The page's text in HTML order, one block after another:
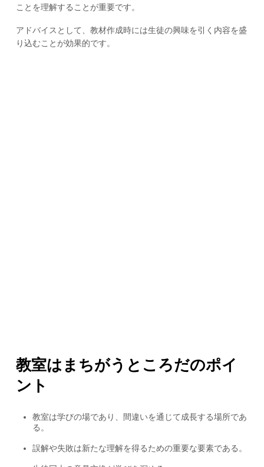
ことを理解することが重要です。
アドバイスとして、教材作成時には生徒の興味を引く内容を盛
り込むことが効果的です。
教室はまちがうところだのポイ
ント
教室は学びの場であり、間違いを通じて成長する場所であ
る。
誤解や失敗は新たな理解を得るための重要な要素である。